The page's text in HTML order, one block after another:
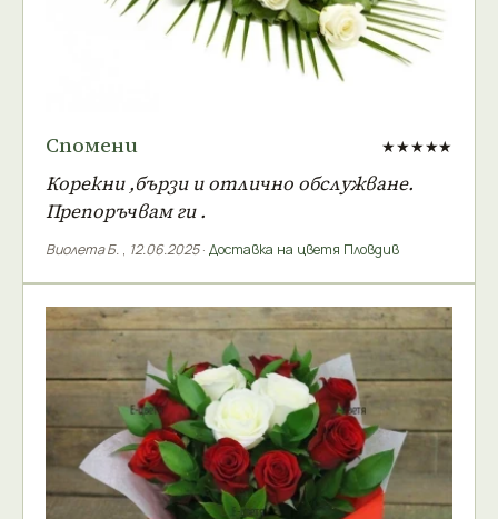
Спомени ★★★★★
Корекни ,бързи и отлично обслужване.
Препоръчвам ги .
Виолета Б. , 12.06.2025· Доставка на цветя Пловдив